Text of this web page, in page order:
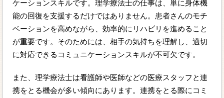
ケーションスキルです。理学療法士の仕事は、単に身体機
能の回復を支援するだけではありません。患者さんのモチ
ベーションを高めながら、効率的にリハビリを進めること
が重要です。そのためには、相手の気持ちを理解し、適切
に対応できるコミュニケーションスキルが不可欠です。
また、理学療法士は看護師や医師などの医療スタッフと連
携をとる機会が多い傾向にあります。連携をとる際にコミ